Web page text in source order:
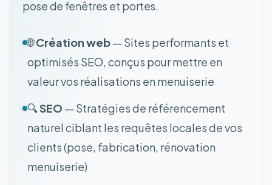
pose de fenêtres et portes.
🌐Création web— Sites performants et
optimisés SEO, conçus pour mettre en
valeur vos réalisations en menuiserie
🔍SEO — Stratégies de référencement
naturel ciblant les requêtes locales de vos
clients (pose, fabrication, rénovation
menuiserie)